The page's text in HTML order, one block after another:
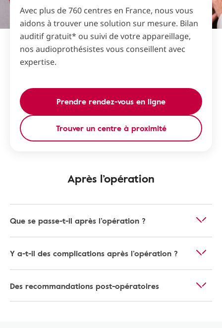
Avec plus de 760 centres en France, nous vous
aidons à trouver une solution sur mesure. Bilan
auditif gratuit* ou suivi de votre appareillage,
nos audioprothésistes vous conseillent avec
expertise.
Prendre rendez-vous en ligne
Trouver un centre à proximité
Après l’opération
Que se passe-t-il après l’opération ?
Y a-t-il des complications après l’opération ?
Des recommandations post-opératoires